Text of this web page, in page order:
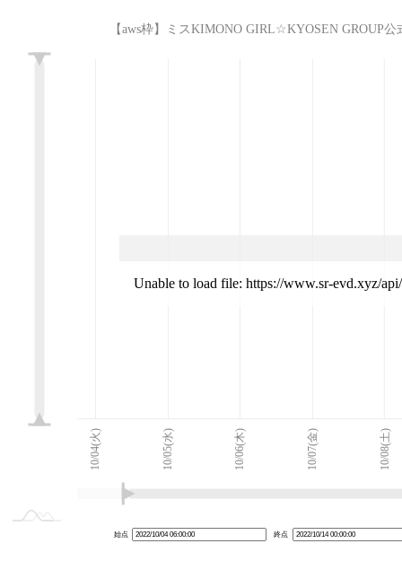
【aws枠】ミスKIMONO GIRL☆KYOSEN GROUP
10/03(月)
10/04(火) 10/05(水) 10/06(木) 10/07(金) 10/08(土)
10/15(土)
Unable to load file: https://www.sr-evd.xyz/
始点 終点